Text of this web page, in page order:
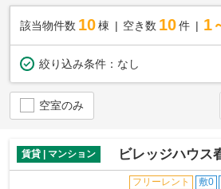
該当物件数 10棟 空き数 10 件 1
絞り込み条件： なし
空室のみ
賃貸 | マンション ビレッジハウ
フリーレント 敷0